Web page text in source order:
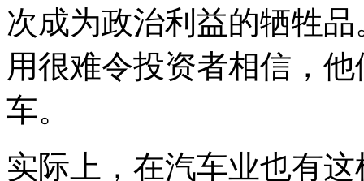
次成为政治利益的牺牲
用很难令投资者相信，
车。
实际上，在汽车业也有